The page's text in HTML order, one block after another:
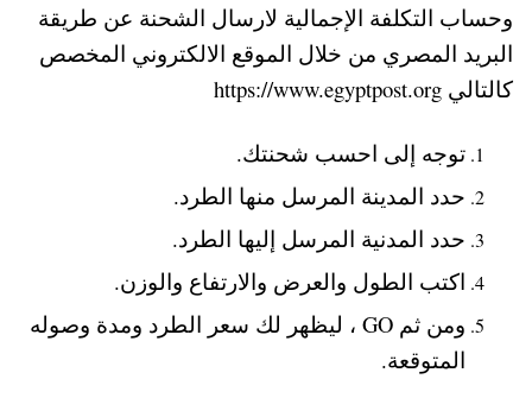
وحساب التكلفة الإجمالية لارسال الشحنة عن طريقة
البريد المصري من خلال الموقع الالكتروني المخصص
كالتالي https://www.egyptpost.org
توجه إلى احسب شحنتك.
حدد المدينة المرسل منها الطرد.
حدد المدنية المرسل إليها الطرد.
اكتب الطول والعرض والارتفاع والوزن.
ومن ثم GO ، ليظهر لك سعر الطرد ومدة وصوله
المتوقعة.